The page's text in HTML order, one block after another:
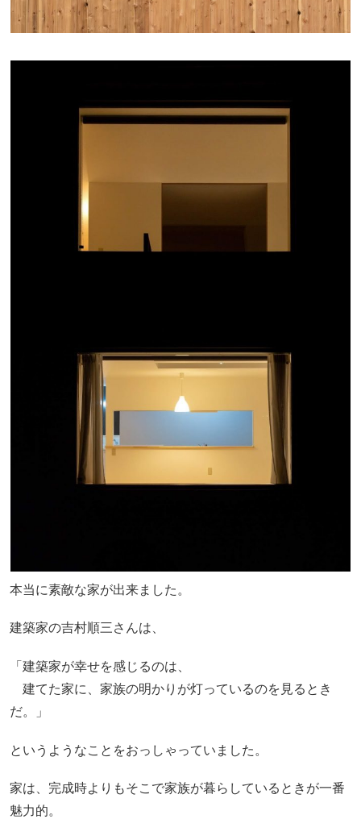
本当に素敵な家が出来ました。
建築家の吉村順三さんは、
「建築家が幸せを感じるのは、
建てた家に、家族の明かりが灯っているのを見るとき
だ。」
というようなことをおっしゃっていました。
家は、完成時よりもそこで家族が暮らしているときが一番
魅力的。